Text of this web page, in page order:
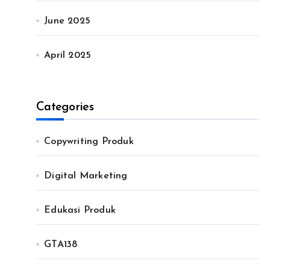
June 2025
April 2025
Categories
Copywriting Produk
Digital Marketing
Edukasi Produk
GTA138